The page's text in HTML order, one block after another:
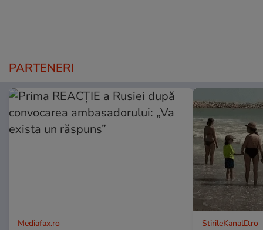
PARTENERI
Mediafax.ro StirileKanalD.ro